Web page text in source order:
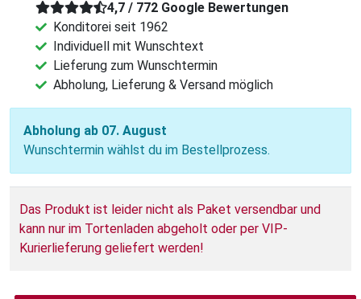
4,7 / 772 Google Bewertungen
Konditorei seit 1962
Individuell mit Wunschtext
Lieferung zum Wunschtermin
Abholung, Lieferung & Versand möglich
Abholung ab 07. August
Wunschtermin wählst du im Bestellprozess.
Das Produkt ist leider nicht als Paket versendbar und
kann nur im Tortenladen abgeholt oder per VIP-
Kurierlieferung geliefert werden!